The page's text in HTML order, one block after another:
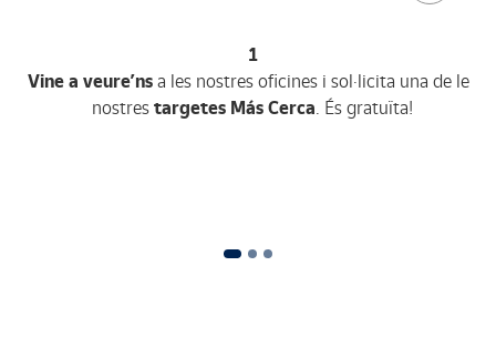
1
Vine a veure’ns a les nostres oficines i sol·licita una de les
nostres targetes Más Cerca. És gratuïta!